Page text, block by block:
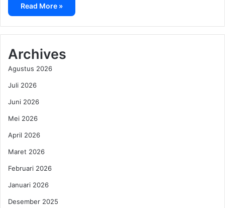
Read More »
Archives
Agustus 2026
Juli 2026
Juni 2026
Mei 2026
April 2026
Maret 2026
Februari 2026
Januari 2026
Desember 2025